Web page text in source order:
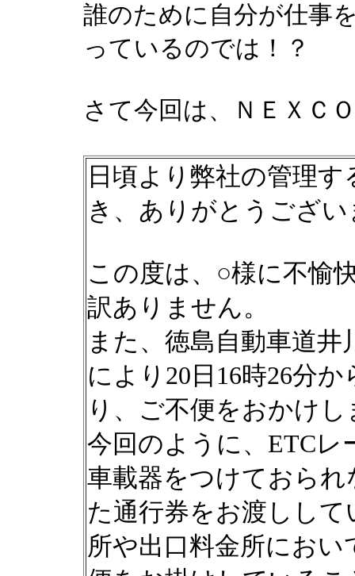
誰のために自分が仕事
っているのでは！？
さて今回は、ＮＥＸＣ
日頃より弊社の管理
き、ありがとうござ
この度は、○様に不愉
訳ありません。
また、徳島自動車道井
により20日16時26分
り、ご不便をおかけ
今回のように、ETCレ
車載器をつけておら
た通行券をお渡しし
所や出口料金所にお